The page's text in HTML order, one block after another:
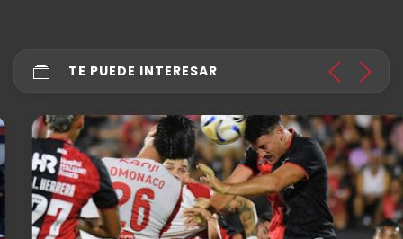
TE PUEDE INTERESAR